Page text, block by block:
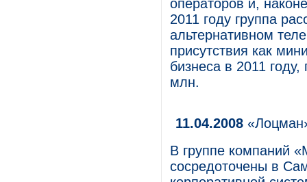
операторов и,
2011 году группа
альтернативном
присутствия как
бизнеса в 2011
млн.
11.04.2008
В группе компаний
сосредоточены в